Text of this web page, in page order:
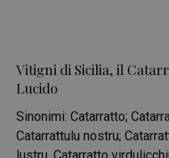
Vitigni di Sicilia, il
Lucido
Sinonimi: Catarratto;
Catarrattulu nostru;